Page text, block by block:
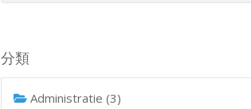
分類
Administratie (3)